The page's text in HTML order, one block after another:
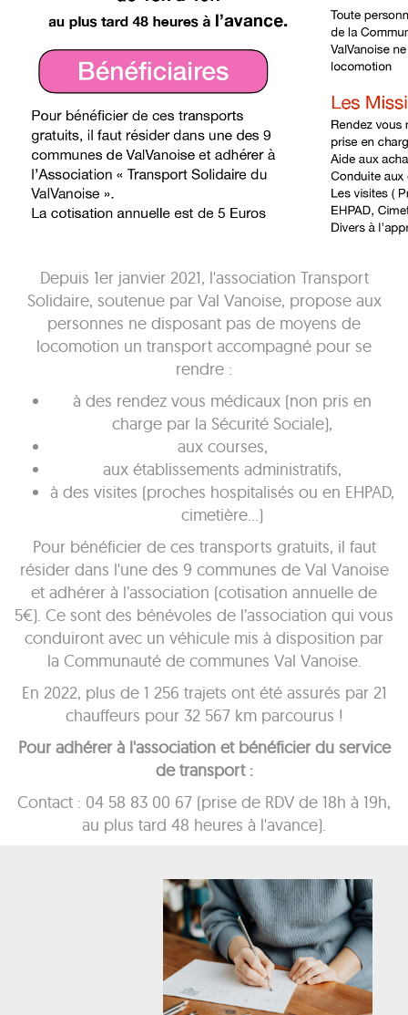
Depuis 1er janvier 2021, l'association Transport
Solidaire, soutenue par Val Vanoise, propose aux
personnes ne disposant pas de moyens de
locomotion un transport accompagné pour se
rendre :
à des rendez vous médicaux (non pris en
charge par la Sécurité Sociale),
aux courses,
aux établissements administratifs,
à des visites (proches hospitalisés ou en EHPAD,
cimetière…)
Pour bénéficier de ces transports gratuits, il faut
résider dans l'une des 9 communes de Val Vanoise
et adhérer à l’association (cotisation annuelle de
5€). Ce sont des bénévoles de l’association qui vous
conduiront avec un véhicule mis à disposition par
la Communauté de communes Val Vanoise.
En 2022, plus de 1 256 trajets ont été assurés par 21
chauffeurs pour 32 567 km parcourus !
Pour adhérer à l'association et bénéficier du service
de transport :
Contact : 04 58 83 00 67 (prise de RDV de 18h à 19h,
au plus tard 48 heures à l'avance).